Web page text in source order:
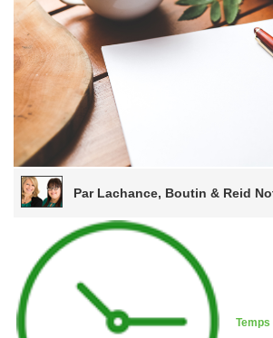
Par Lachance, Boutin & Reid